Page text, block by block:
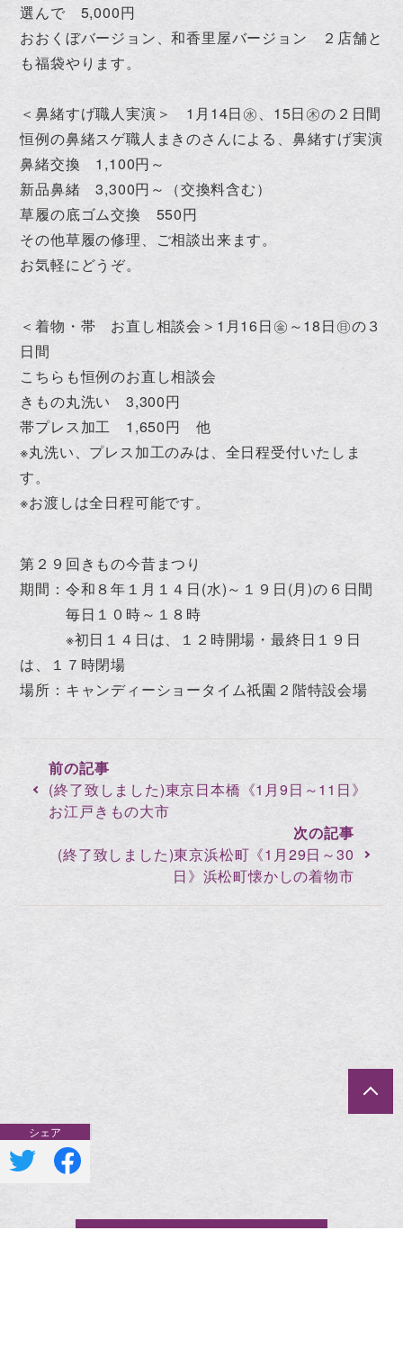
選んで 5,000円
おおくぼバージョン、和香里屋バージョン ２店舗と
も福袋やります。
＜鼻緒すげ職人実演＞ 1月14日㊌、15日㊍の２日間
恒例の鼻緒スゲ職人まきのさんによる、鼻緒すげ実演
鼻緒交換 1,100円～
新品鼻緒 3,300円～（交換料含む）
草履の底ゴム交換 550円
その他草履の修理、ご相談出来ます。
お気軽にどうぞ。
＜着物・帯 お直し相談会＞1月16日㊎～18日㊐の３
日間
こちらも恒例のお直し相談会
きもの丸洗い 3,300円
帯プレス加工 1,650円 他
※丸洗い、プレス加工のみは、全日程受付いたしま
す。
※お渡しは全日程可能です。
第２９回きもの今昔まつり
期間：令和８年１月１４日(水)～１９日(月)の６日間
毎日１０時～１８時
※初日１４日は、１２時開場・最終日１９日
は、１７時閉場
場所：キャンディーショータイム祇園２階特設会場
(終了致しました)東京日本橋《1月9日～11日》
お江戸きもの大市
(終了致しました)東京浜松町《1月29日～30
日》浜松町懐かしの着物市